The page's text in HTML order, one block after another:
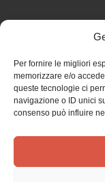
Per fornire le migliori
memorizzare e/o
queste tecnologie ci
navigazione o ID unici
consenso può influire
Effatà Editrice di
C.F. e P.IVA
Via Tre Denti, 1 -
Telefono: (+39)